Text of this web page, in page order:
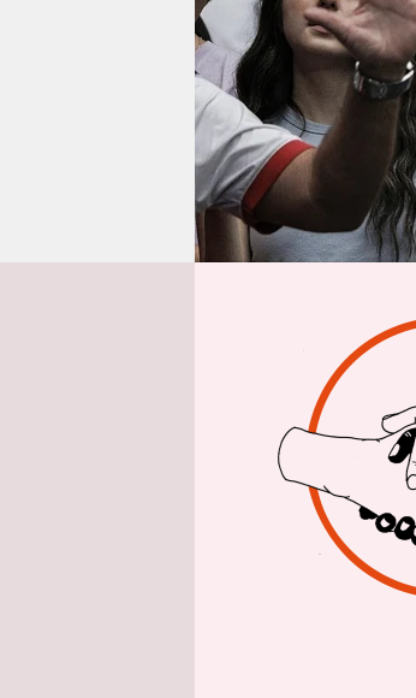
unterstützen
abo
genossenschaft
epaper login